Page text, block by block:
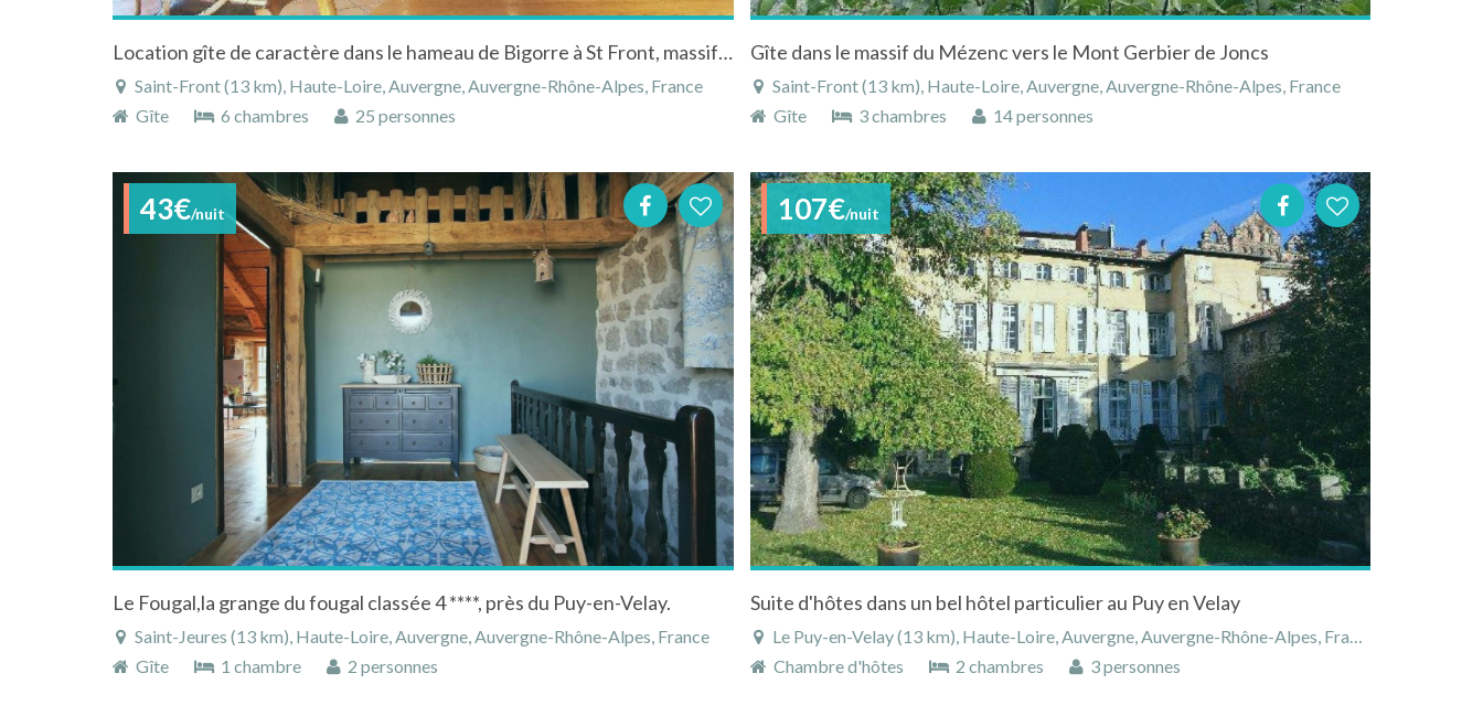
Location gîte de caractère dans le hameau de Bigorre à St Front, massif du Mézenc (Haute-Loire)
Saint-Front (13 km), Haute-Loire, Auvergne, Auvergne-Rhône-Alpes, France
Gîte
6 chambres 25 personnes
Gîte dans le massif du Mézenc vers le Mont Gerbier de Joncs
Saint-Front (13 km), Haute-Loire, Auvergne, Auvergne-Rhône-Alpes, France
Gîte
3 chambres 14 personnes
43€/nuit
Le Fougal,la grange du fougal classée 4 ****, près du Puy-en-Velay.
Saint-Jeures (13 km), Haute-Loire, Auvergne, Auvergne-Rhône-Alpes, France
Gîte
1 chambre 2 personnes
107€/nuit
Suite d'hôtes dans un bel hôtel particulier au Puy en Velay
Le Puy-en-Velay (13 km), Haute-Loire, Auvergne, Auvergne-Rhône-Alpes, France
Chambre d'hôtes
2 chambres 3 personnes